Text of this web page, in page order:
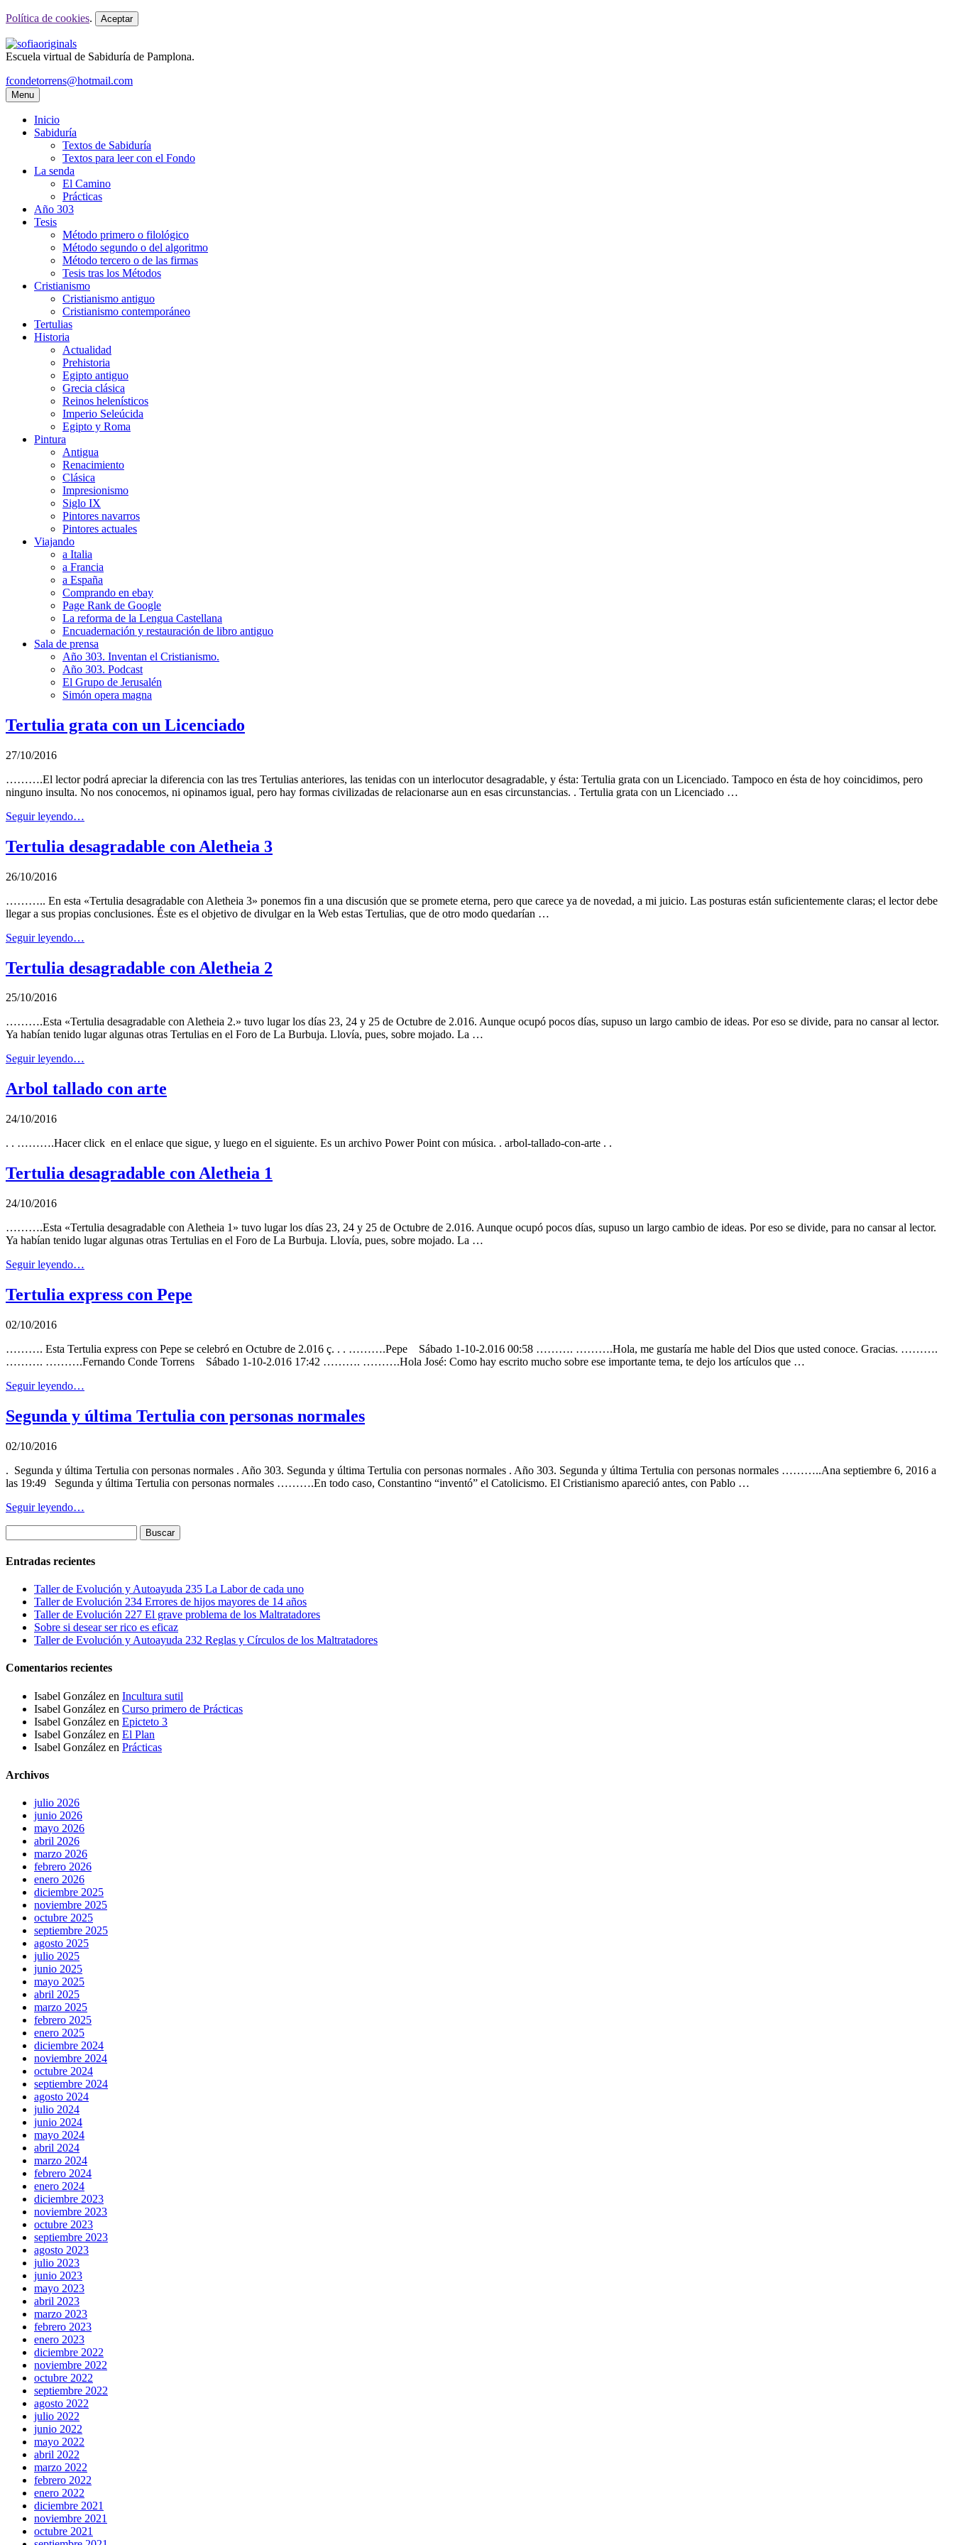
Política de cookies. Aceptar
Escuela virtual de Sabiduría de Pamplona.
fcondetorrens@hotmail.com
Menu
Inicio
Sabiduría
Textos de Sabiduría
Textos para leer con el Fondo
La senda
El Camino
Prácticas
Año 303
Tesis
Método primero o filológico
Método segundo o del algoritmo
Método tercero o de las firmas
Tesis tras los Métodos
Cristianismo
Cristianismo antiguo
Cristianismo contemporáneo
Tertulias
Historia
Actualidad
Prehistoria
Egipto antiguo
Grecia clásica
Reinos helenísticos
Imperio Seleúcida
Egipto y Roma
Pintura
Antigua
Renacimiento
Clásica
Impresionismo
Siglo IX
Pintores navarros
Pintores actuales
Viajando
a Italia
a Francia
a España
Comprando en ebay
Page Rank de Google
La reforma de la Lengua Castellana
Encuadernación y restauración de libro antiguo
Sala de prensa
Año 303. Inventan el Cristianismo.
Año 303. Podcast
El Grupo de Jerusalén
Simón opera magna
Tertulia grata con un Licenciado
27/10/2016
……….El lector podrá apreciar la diferencia con las tres Tertulias anteriores, las tenidas con un interlocutor desagradable, y ésta: Tertulia grata con un Licenciado. Tampoco en ésta de hoy coincidimos, pero
ninguno insulta. No nos conocemos, ni opinamos igual, pero hay formas civilizadas de relacionarse aun en esas circunstancias. . Tertulia grata con un Licenciado …
Seguir leyendo…
Tertulia desagradable con Aletheia 3
26/10/2016
……….. En esta «Tertulia desagradable con Aletheia 3» ponemos fin a una discusión que se promete eterna, pero que carece ya de novedad, a mi juicio. Las posturas están suficientemente claras; el lector debe
llegar a sus propias conclusiones. Éste es el objetivo de divulgar en la Web estas Tertulias, que de otro modo quedarían …
Seguir leyendo…
Tertulia desagradable con Aletheia 2
25/10/2016
……….Esta «Tertulia desagradable con Aletheia 2.» tuvo lugar los días 23, 24 y 25 de Octubre de 2.016. Aunque ocupó pocos días, supuso un largo cambio de ideas. Por eso se divide, para no cansar al lector.
Ya habían tenido lugar algunas otras Tertulias en el Foro de La Burbuja. Llovía, pues, sobre mojado. La …
Seguir leyendo…
Arbol tallado con arte
24/10/2016
. . ……….Hacer click en el enlace que sigue, y luego en el siguiente. Es un archivo Power Point con música. . arbol-tallado-con-arte . .
Tertulia desagradable con Aletheia 1
24/10/2016
……….Esta «Tertulia desagradable con Aletheia 1» tuvo lugar los días 23, 24 y 25 de Octubre de 2.016. Aunque ocupó pocos días, supuso un largo cambio de ideas. Por eso se divide, para no cansar al lector.
Ya habían tenido lugar algunas otras Tertulias en el Foro de La Burbuja. Llovía, pues, sobre mojado. La …
Seguir leyendo…
Tertulia express con Pepe
02/10/2016
………. Esta Tertulia express con Pepe se celebró en Octubre de 2.016 ç. . . ……….Pepe Sábado 1-10-2.016 00:58 ………. ……….Hola, me gustaría me hable del Dios que usted conoce. Gracias. ……….
………. ……….Fernando Conde Torrens Sábado 1-10-2.016 17:42 ………. ……….Hola José: Como hay escrito mucho sobre ese importante tema, te dejo los artículos que …
Seguir leyendo…
Segunda y última Tertulia con personas normales
02/10/2016
. Segunda y última Tertulia con personas normales . Año 303. Segunda y última Tertulia con personas normales . Año 303. Segunda y última Tertulia con personas normales ………..Ana septiembre 6, 2016 a
las 19:49 Segunda y última Tertulia con personas normales ……….En todo caso, Constantino “inventó” el Catolicismo. El Cristianismo apareció antes, con Pablo …
Seguir leyendo…
Entradas recientes
Taller de Evolución y Autoayuda 235 La Labor de cada uno
Taller de Evolución 234 Errores de hijos mayores de 14 años
Taller de Evolución 227 El grave problema de los Maltratadores
Sobre si desear ser rico es eficaz
Taller de Evolución y Autoayuda 232 Reglas y Círculos de los Maltratadores
Comentarios recientes
Isabel González en Incultura sutil
Isabel González en Curso primero de Prácticas
Isabel González en Epicteto 3
Isabel González en El Plan
Isabel González en Prácticas
Archivos
julio 2026
junio 2026
mayo 2026
abril 2026
marzo 2026
febrero 2026
enero 2026
diciembre 2025
noviembre 2025
octubre 2025
septiembre 2025
agosto 2025
julio 2025
junio 2025
mayo 2025
abril 2025
marzo 2025
febrero 2025
enero 2025
diciembre 2024
noviembre 2024
octubre 2024
septiembre 2024
agosto 2024
julio 2024
junio 2024
mayo 2024
abril 2024
marzo 2024
febrero 2024
enero 2024
diciembre 2023
noviembre 2023
octubre 2023
septiembre 2023
agosto 2023
julio 2023
junio 2023
mayo 2023
abril 2023
marzo 2023
febrero 2023
enero 2023
diciembre 2022
noviembre 2022
octubre 2022
septiembre 2022
agosto 2022
julio 2022
junio 2022
mayo 2022
abril 2022
marzo 2022
febrero 2022
enero 2022
diciembre 2021
noviembre 2021
octubre 2021